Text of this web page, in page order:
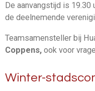
De aanvangstijd is
de deelnemende
Teamsamensteller bij
Coppens, ook voor
Winter-